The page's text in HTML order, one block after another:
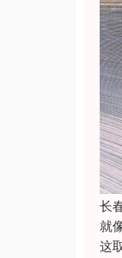
长
就
这